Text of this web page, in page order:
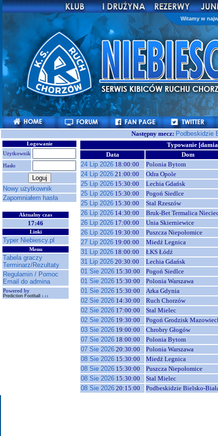
Witamy w
Następny mecz: Podbeskidzie
Logowanie
Użytkownik
Hasło
Nowy użytkownik
Zapomniałem hasła
Aktualny czas
17:46
Linki
Typer Niebiescy.pl
Menu
Tabela graczy
Terminarz/Rezultaty
Regulamin / Pomoc
Email do admina
Powered by
Prediction Football 1.11
Typowanie
Data
Dom
24 Lip 2026 18:00:00
Polonia Bytom
24 Lip 2026 21:00:00
Odra Opole
25 Lip 2026 15:30:00
Lechia Gdańsk
25 Lip 2026 15:30:00
Pogoń Siedlce
25 Lip 2026 15:30:00
Stal Rzeszów
26 Lip 2026 14:30:00
Bruk-Bet Termalica
26 Lip 2026 17:00:00
Unia Skierniewice
26 Lip 2026 19:30:00
Puszcza Niepołomice
27 Lip 2026 19:00:00
Miedź Legnica
31 Lip 2026 18:00:00
ŁKS Łódź
31 Lip 2026 20:30:00
Lechia Gdańsk
01 Sie 2026 15:30:00
Pogoń Siedlce
01 Sie 2026 15:30:00
Polonia Warszawa
01 Sie 2026 15:30:00
Arka Gdynia
02 Sie 2026 14:30:00
Ruch Chorzów
02 Sie 2026 17:00:00
Stal Mielec
02 Sie 2026 19:30:00
Pogoń Grodzisk
03 Sie 2026 19:00:00
Chrobry Głogów
07 Sie 2026 18:00:00
Polonia Bytom
07 Sie 2026 20:30:00
Polonia Warszawa
08 Sie 2026 15:30:00
Miedź Legnica
08 Sie 2026 15:30:00
Puszcza Niepołomice
08 Sie 2026 15:30:00
Stal Mielec
08 Sie 2026 20:15:00 Podbeskidzie Bielsko-